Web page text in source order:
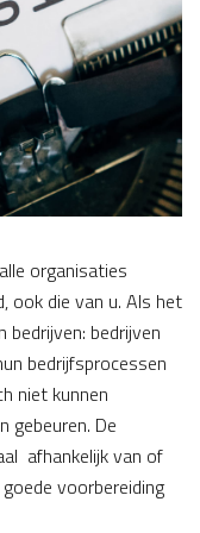
organisaties
ook die van u. Als het
bedrijven
bedrijfsprocessen
niet kunnen
gebeuren. De
afhankelijk van of
voorbereiding